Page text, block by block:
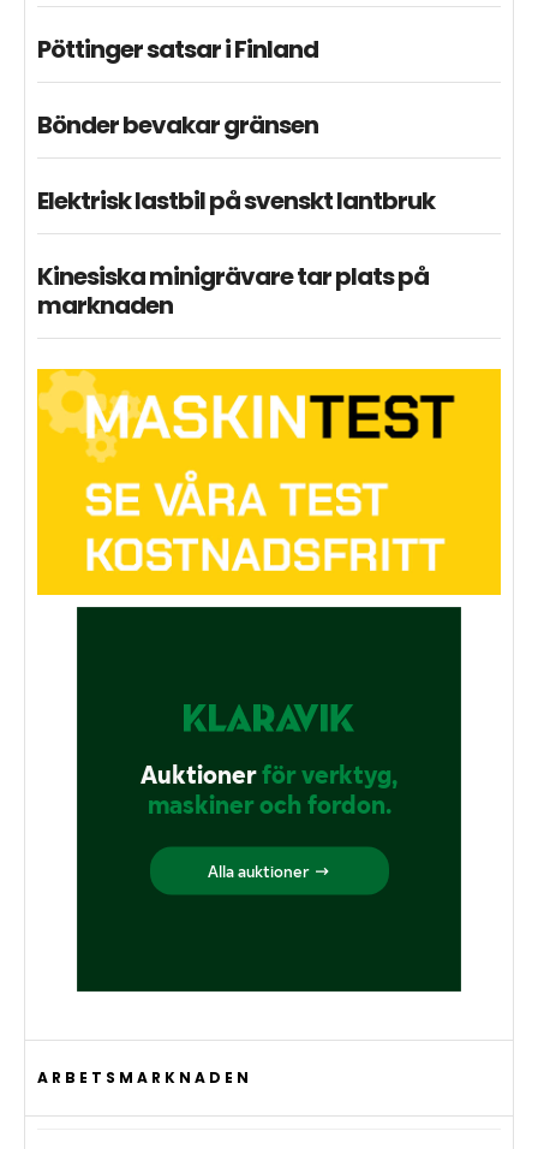
Pöttinger satsar i Finland
Bönder bevakar gränsen
Elektrisk lastbil på svenskt lantbruk
Kinesiska minigrävare tar plats på
marknaden
ARBETSMARKNADEN